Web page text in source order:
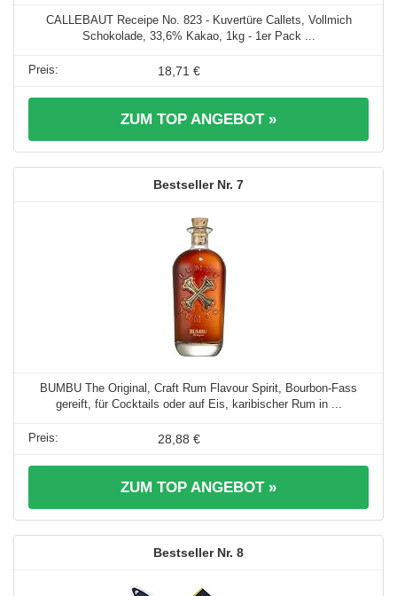
CALLEBAUT Receipe No. 823 - Kuvertüre Callets, Vollmich
Schokolade, 33,6% Kakao, 1kg - 1er Pack ...
18,71 €
ZUM TOP ANGEBOT »
7
BUMBU The Original, Craft Rum Flavour Spirit, Bourbon-Fass
gereift, für Cocktails oder auf Eis, karibischer Rum in ...
28,88 €
ZUM TOP ANGEBOT »
8